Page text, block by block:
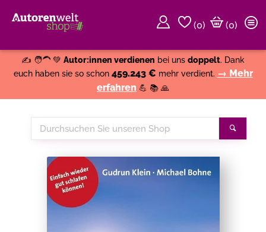
(0)
(0)
✍️ 🧑‍🦱 💚 Autor:innen verdienen bei uns doppelt. Dank
euch haben sie so schon 459.243 € mehr verdient. → Mehr
erfahren 💪 📚 🙏
Durchsuchen
Sie
Shop